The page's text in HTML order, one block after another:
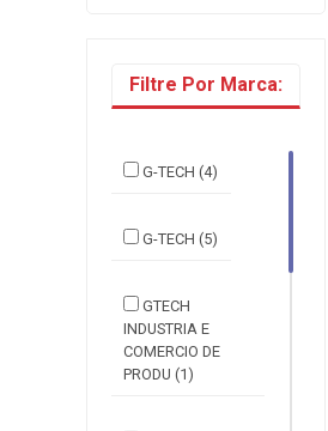
Filtre Por Marca:
G-TECH (4)
G-TECH (5)
GTECH
INDUSTRIA E
COMERCIO DE
PRODU (1)